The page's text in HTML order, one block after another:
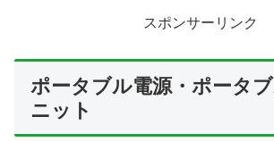
スポンサーリンク
ポータブル電源・ポータ
ニット